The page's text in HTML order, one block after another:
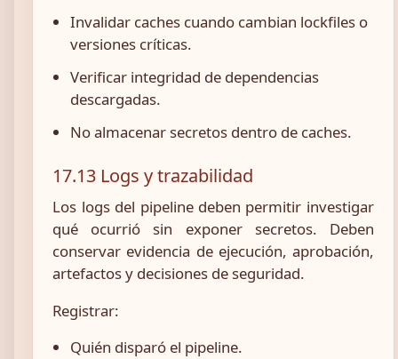
Invalidar caches cuando cambian lockfiles o
versiones críticas.
Verificar integridad de dependencias
descargadas.
No almacenar secretos dentro de caches.
17.13 Logs y trazabilidad
Los logs del pipeline deben permitir investigar
qué ocurrió sin exponer secretos. Deben
conservar evidencia de ejecución, aprobación,
artefactos y decisiones de seguridad.
Registrar:
Quién disparó el pipeline.